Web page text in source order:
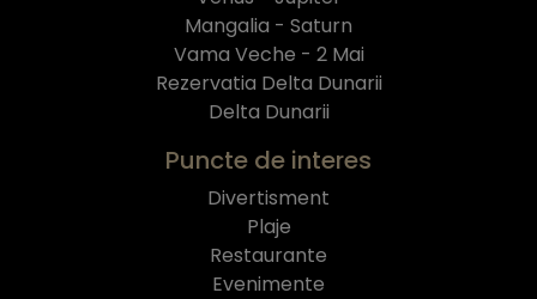
Mangalia - Saturn
Vama Veche - 2 Mai
Rezervatia Delta Dunarii
Delta Dunarii
Puncte de interes
Divertisment
Plaje
Restaurante
Evenimente